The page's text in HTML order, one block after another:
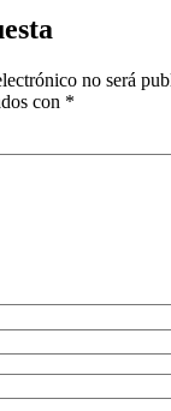
no será
con *